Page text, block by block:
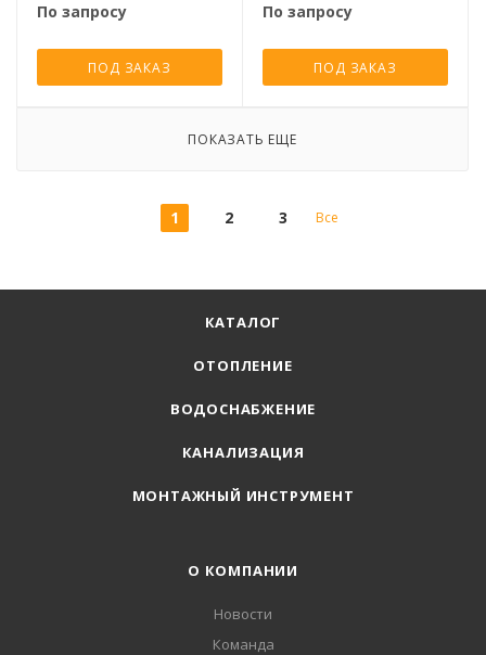
По запросу
ПОД ЗАКАЗ
По запросу
ПОД ЗАКАЗ
ПОКАЗАТЬ ЕЩЕ
1 2 3 Все
КАТАЛОГ
ОТОПЛЕНИЕ
ВОДОСНАБЖЕНИЕ
КАНАЛИЗАЦИЯ
МОНТАЖНЫЙ ИНСТРУМЕНТ
О КОМПАНИИ
Новости
Команда